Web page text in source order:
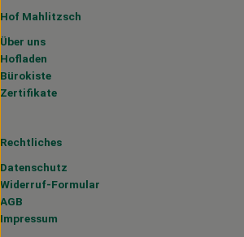
Hof Mahlitzsch
Über uns
Hofladen
Bürokiste
Zertifikate
Rechtliches
Datenschutz
Widerruf-Formular
AGB
Impressum